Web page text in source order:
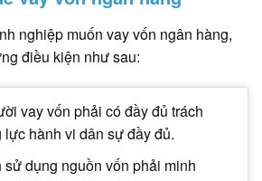
nghiệp muốn vay vốn ngân hàng,
điều kiện như sau:
vay vốn phải có đầy đủ trách
lực hành vi dân sự đầy đủ.
sử dụng nguồn vốn phải minh